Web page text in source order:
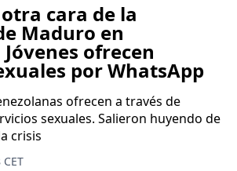
cara de la
Maduro en
ofrecen
por WhatsApp
ofrecen a través de
sexuales. Salieron huyendo de
crisis